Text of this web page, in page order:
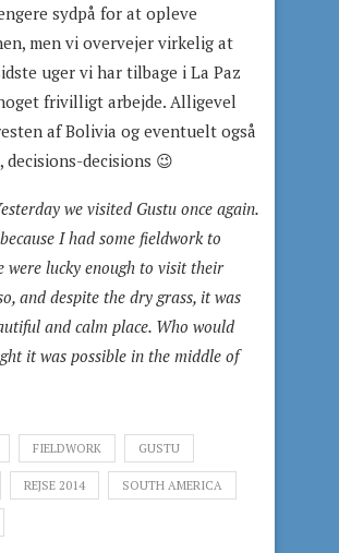
sydpå for at opleve
men vi overvejer virkelig at
uger vi har tilbage i La Paz
frivilligt arbejde. Alligevel
af Bolivia og eventuelt også
decisions-decisions 😉
we visited Gustu once again.
I had some fieldwork to
were lucky enough to visit their
and despite the dry grass, it was
and calm place. Who would
it was possible in the middle of
FIELDWORK GUSTU
REJSE 2014 SOUTH AMERICA